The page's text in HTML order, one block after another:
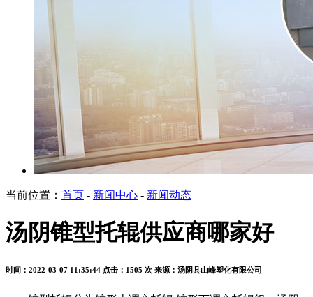
当前位置： 首页 - 新闻中心 - 新闻动态
汤阴锥型托辊供应商哪家好
时间：2022-03-07 11:35:44 点击：1505 次 来源：汤阴县山峰塑化有限公司